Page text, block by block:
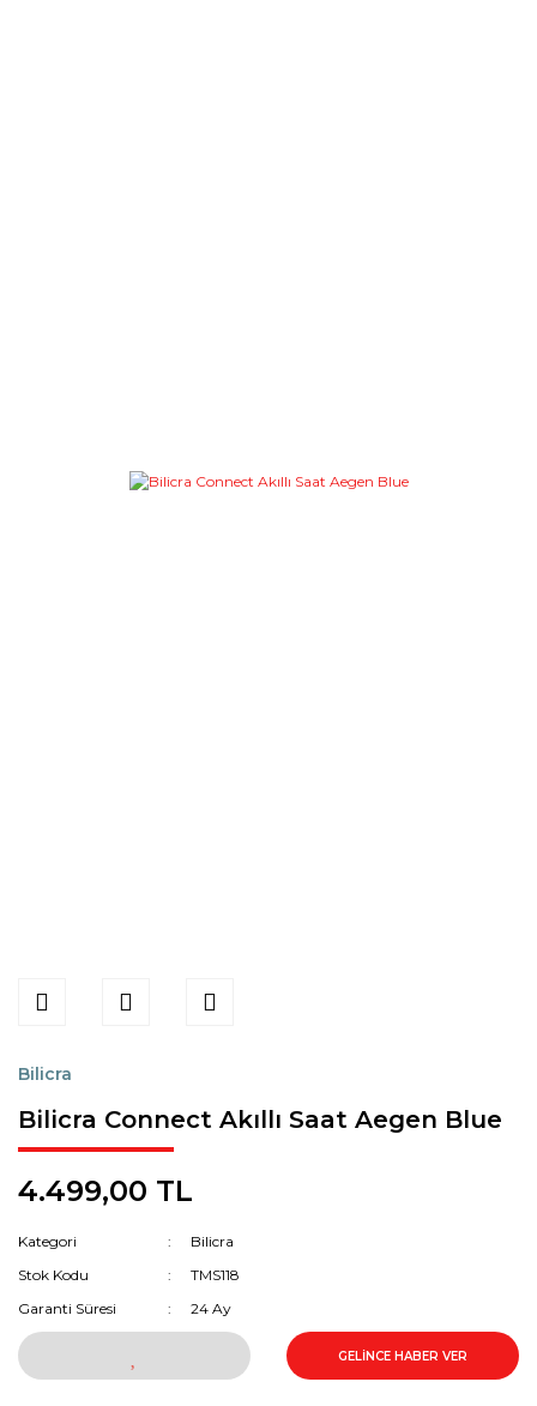
Bilicra
Bilicra Connect Akıllı Saat Aegen Blue
4.499,00 TL
Kategori
Bilicra
Stok Kodu
TMS118
Garanti Süresi
24 Ay
GELİNCE HABER VER